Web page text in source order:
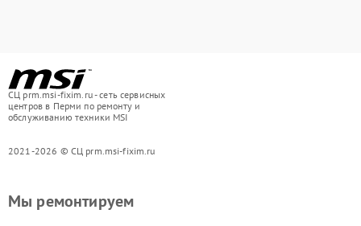
СЦ prm.msi-fixim.ru - сеть сервисных
центров в Перми по ремонту и
обслуживанию техники MSI
2021-2026 © СЦ prm.msi-fixim.ru
Мы ремонтируем